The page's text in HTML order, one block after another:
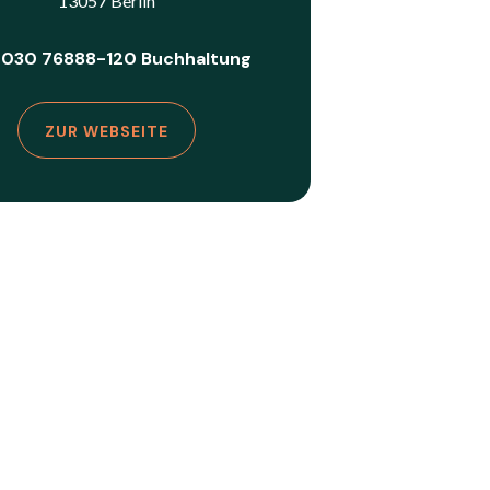
030 76888-120 Buchhaltung
ZUR WEBSEITE